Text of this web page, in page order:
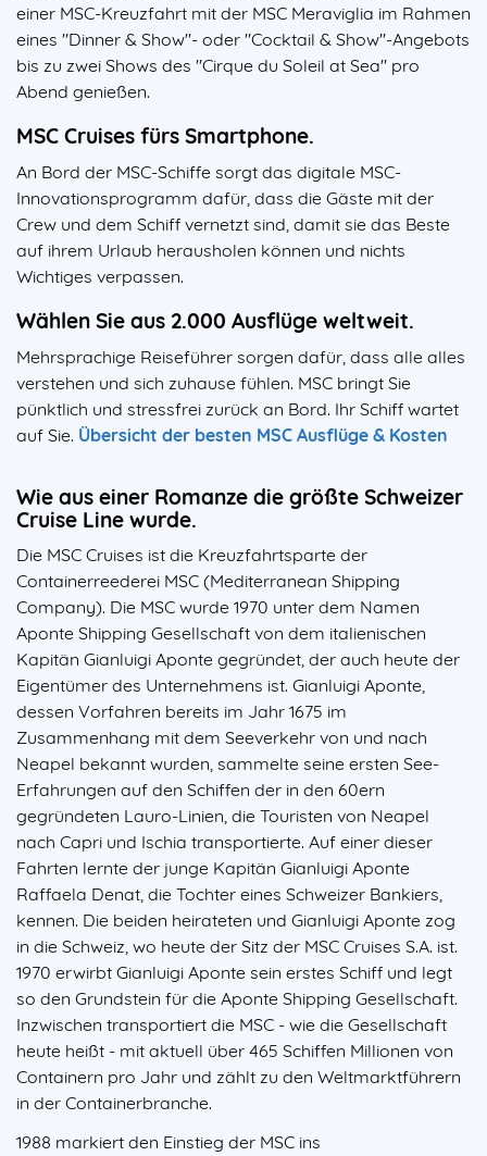
einer MSC-Kreuzfahrt mit der MSC Meraviglia im Rahmen
eines "Dinner & Show"- oder "Cocktail & Show"-Angebots
bis zu zwei Shows des "Cirque du Soleil at Sea" pro
Abend genießen.
MSC Cruises fürs Smartphone.
An Bord der MSC-Schiffe sorgt das digitale MSC-
Innovationsprogramm dafür, dass die Gäste mit der
Crew und dem Schiff vernetzt sind, damit sie das Beste
auf ihrem Urlaub herausholen können und nichts
Wichtiges verpassen.
Wählen Sie aus 2.000 Ausflüge weltweit.
Mehrsprachige Reiseführer sorgen dafür, dass alle alles
verstehen und sich zuhause fühlen. MSC bringt Sie
pünktlich und stressfrei zurück an Bord. Ihr Schiff wartet
auf Sie. Übersicht der besten MSC Ausflüge & Kosten
Wie aus einer Romanze die größte Schweizer
Cruise Line wurde.
Die MSC Cruises ist die Kreuzfahrtsparte der
Containerreederei MSC (Mediterranean Shipping
Company). Die MSC wurde 1970 unter dem Namen
Aponte Shipping Gesellschaft von dem italienischen
Kapitän Gianluigi Aponte gegründet, der auch heute der
Eigentümer des Unternehmens ist. Gianluigi Aponte,
dessen Vorfahren bereits im Jahr 1675 im
Zusammenhang mit dem Seeverkehr von und nach
Neapel bekannt wurden, sammelte seine ersten See-
Erfahrungen auf den Schiffen der in den 60ern
gegründeten Lauro-Linien, die Touristen von Neapel
nach Capri und Ischia transportierte. Auf einer dieser
Fahrten lernte der junge Kapitän Gianluigi Aponte
Raffaela Denat, die Tochter eines Schweizer Bankiers,
kennen. Die beiden heirateten und Gianluigi Aponte zog
in die Schweiz, wo heute der Sitz der MSC Cruises S.A. ist.
1970 erwirbt Gianluigi Aponte sein erstes Schiff und legt
so den Grundstein für die Aponte Shipping Gesellschaft.
Inzwischen transportiert die MSC - wie die Gesellschaft
heute heißt - mit aktuell über 465 Schiffen Millionen von
Containern pro Jahr und zählt zu den Weltmarktführern
in der Containerbranche.
1988 markiert den Einstieg der MSC ins